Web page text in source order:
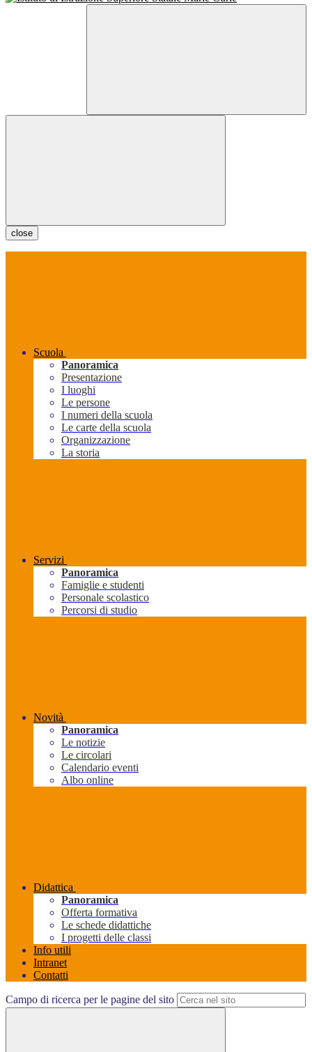
close
Scuola
Panoramica
Presentazione
I luoghi
Le persone
I numeri della scuola
Le carte della scuola
Organizzazione
La storia
Servizi
Panoramica
Famiglie e studenti
Personale scolastico
Percorsi di studio
Novità
Panoramica
Le notizie
Le circolari
Calendario eventi
Albo online
Didattica
Panoramica
Offerta formativa
Le schede didattiche
I progetti delle classi
Info utili
Intranet
Contatti
Campo di ricerca per le pagine del sito